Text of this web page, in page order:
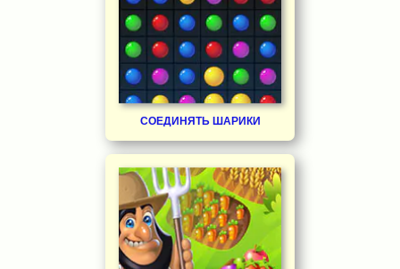
СОЕДИНЯТЬ ШАРИКИ